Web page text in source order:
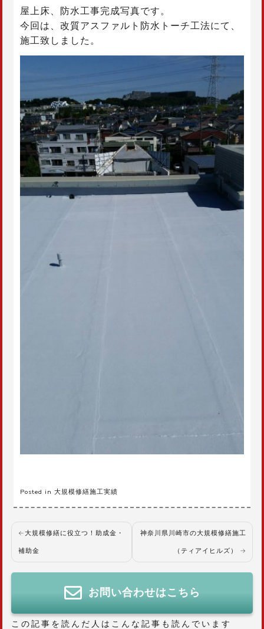
屋上床、防水工事完成写真です。
今回は、改質アスファルト防水トーチ工法にて、
施工致しました。
Posted in 大規模修繕施工実績
投
稿
ビ
シ
大規模修繕に役立つ！助成金・
補助金
神奈川県川崎市の大規模修繕施工
（ティアイヒルズ）
お問い合わせはこちら
この記事を読んだ人はこんな記事も読んでいます